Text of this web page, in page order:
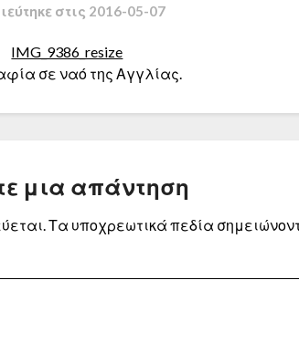
στις 2016-05-07
σε ναό της Αγγλίας.
μια απάντηση
Τα υποχρεωτικά πεδία